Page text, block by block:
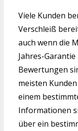
Viele Kunden
Verschleiß
auch wenn die
Jahres-
Bewertungen
meisten
einem
Informationen
über ein